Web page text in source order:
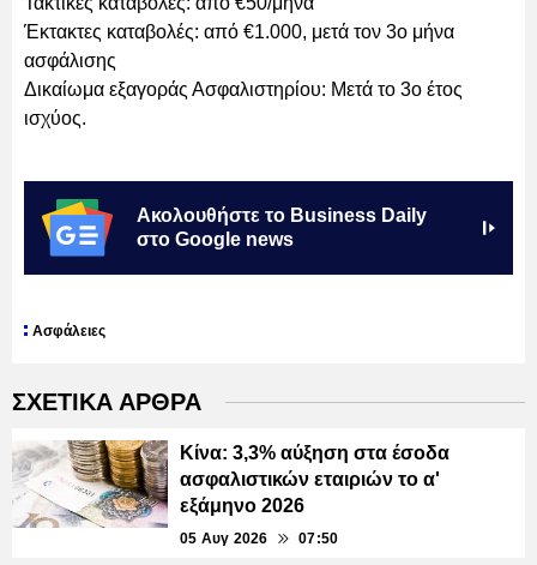
Έκτακτες καταβολές: από €1.000, μετά τον 3ο μήνα
ασφάλισης
Δικαίωμα εξαγοράς Ασφαλιστηρίου: Μετά το 3ο έτος
ισχύος.
Ακολουθήστε το Business Daily
στο Google news
Ασφάλειες
ΣΧΕΤΙΚΑ ΑΡΘΡΑ
Κίνα: 3,3% αύξηση στα έσοδα
ασφαλιστικών εταιριών το α'
εξάμηνο 2026
05 Αυγ 2026 07:50